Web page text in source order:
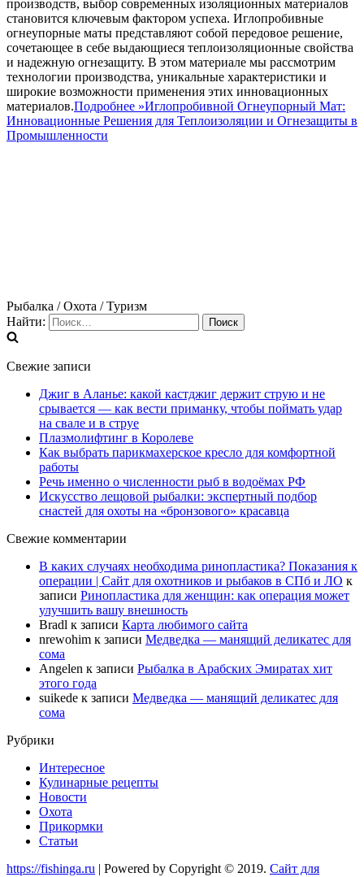
производств, выбор современных изоляционных материалов
становится ключевым фактором успеха. Иглопробивные
огнеупорные маты представляют собой передовое решение,
сочетающее в себе выдающиеся теплоизоляционные свойства
и надежную огнезащиту. В этом материале мы рассмотрим
технологии производства, уникальные характеристики и
широкие возможности применения этих инновационных
материалов.Подробнее »Иглопробивной Огнеупорный Мат:
Инновационные Решения для Теплоизоляции и Огнезащиты в
Промышленности
Рыбалка / Охота / Туризм
Найти:
Свежие записи
Джиг в Аланье: какой кастджиг держит струю и не
срывается — как вести приманку, чтобы поймать удар
на свале и в струе
Плазмолифтинг в Королеве
Как выбрать парикмахерское кресло для комфортной
работы
Речь именно о численности рыб в водоёмах РФ
Искусство лещовой рыбалки: экспертный подбор
снастей для охоты на «бронзового» красавца
Свежие комментарии
В каких случаях необходима ринопластика? Показания к
операции | Сайт для охотников и рыбаков в СПб и ЛО к
записи Ринопластика для женщин: как операция может
улучшить вашу внешность
Bradl к записи Карта любимого сайта
nrewohim к записи Медведка — манящий деликатес для
сома
Angelen к записи Рыбалка в Арабских Эмиратах хит
этого года
suikede к записи Медведка — манящий деликатес для
сома
Рубрики
Интересное
Кулинарные рецепты
Новости
Охота
Прикормки
Статьи
https://fishinga.ru | Powered by Copyright © 2019. Сайт для